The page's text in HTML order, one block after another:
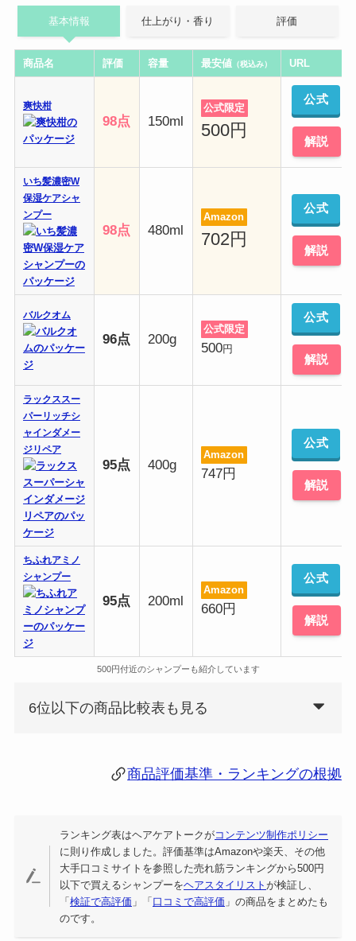
基本情報 仕上がり・香り 評価
商品名 評価 容量 最安値 （税込み） URL
爽快柑
98点 150ml
公式限定
500円
公式
解説
いち髪濃密W
保湿ケアシャ
ンプー
98点 480ml
Amazon
702円
公式
解説
バルクオム
96点 200g
公式限定
500円
公式
解説
ラックススー
パーリッチシ
ャインダメー
ジリペア
95点 400g
Amazon
747円
公式
解説
ちふれアミノ
シャンプー
95点 200ml
Amazon
660円
公式
解説
500円付近のシャンプーも紹介しています
6位以下の商品比較表も見る
商品評価基準・ランキングの根拠
ランキング表はヘアケアトークがコンテンツ制作ポリシー
に則り作成しました。評価基準はAmazonや楽天、その他
大手口コミサイトを参照した売れ筋ランキングから500円
以下で買えるシャンプーをヘアスタイリストが検証し、
「検証で高評価 」「口コミで高評価 」の商品をまとめたも
のです。